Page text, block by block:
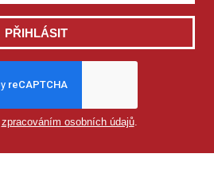
PŘIHLÁSIT
zpracováním osobních údajů.